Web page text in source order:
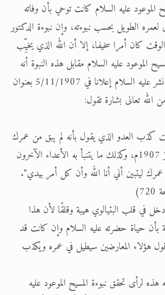
عليه السلام كانت توحي بأن وفاته
لعمره الطويل بحسب نبوءته، وإن نبوءة الدكتور
كان أمرا سخيفا، إلا أن الله الذي يخيِّب
الموعود عليه السلام مقابل هذه النبوة أنه
سيطيل عمره عليه السلام، فقد نشر عليه السلام إعلانا في 5/11/1907 بعنوان
الله تعالى بشارة تقول:
العدو الذي يقول بأنه لم يبق من عمرك
إلا 14 شهرا بدءا من يوليو/تموز 1907م، وكذلك ما يتنبأ به الأعداء الآخرون
ليتبين أني أنا الله وأن كل أمر بيدي".
في قلب البتيالوي هيبة وقلقًا لأن هذا
بأن حياة حضرته عليه السلام وإن كانت قد
هؤلاء المعارضين سيطيل في عمره ويكذب
هذه لرأى تحقق نبوءة المسيح الموعود عليه